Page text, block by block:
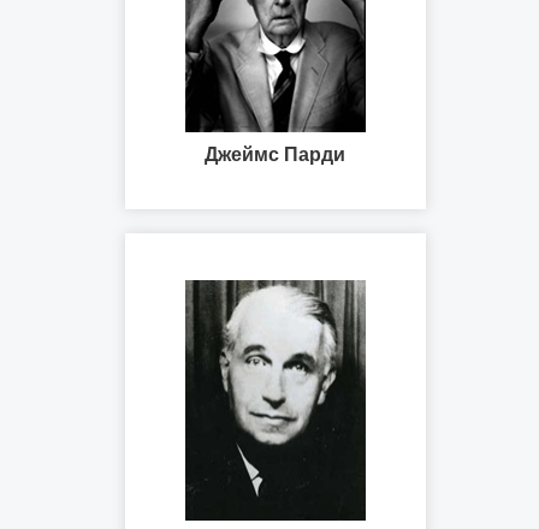
Джеймс Парди